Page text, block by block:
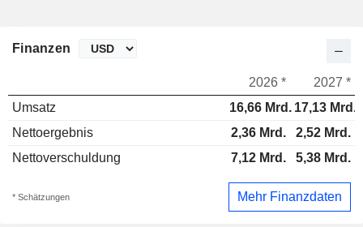
Finanzen
2026 *
2027 *
Umsatz
16,66 Mrd. 17,13 Mrd.
Nettoergebnis
2,36 Mrd.
2,52 Mrd.
Nettoverschuldung
7,12 Mrd. 5,38 Mrd.
* Schätzungen Mehr Finanzdaten